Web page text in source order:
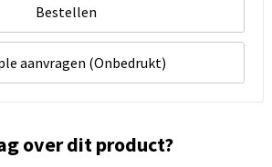
Bestellen
aanvragen (Onbedrukt)
over dit product?